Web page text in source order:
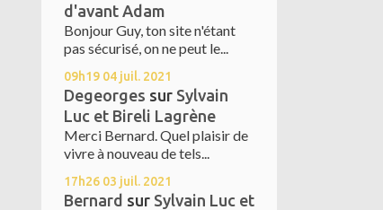
d'avant Adam
Bonjour Guy, ton site n'étant
pas sécurisé, on ne peut le...
09h19 04 juil. 2021
Degeorges sur Sylvain
Luc et Bireli Lagrène
Merci Bernard. Quel plaisir de
vivre à nouveau de tels...
17h26 03 juil. 2021
Bernard sur Sylvain Luc et